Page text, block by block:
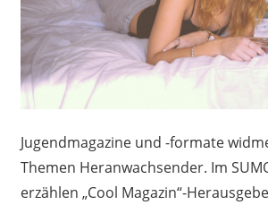
Jugendmagazine und -formate
Themen Heranwachsender. Im
erzählen „Cool Magazin“-